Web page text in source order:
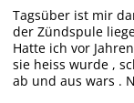
Tagsüber ist mir
der Zündspule
Hatte ich vor
sie heiss wurde ,
ab und aus wars .